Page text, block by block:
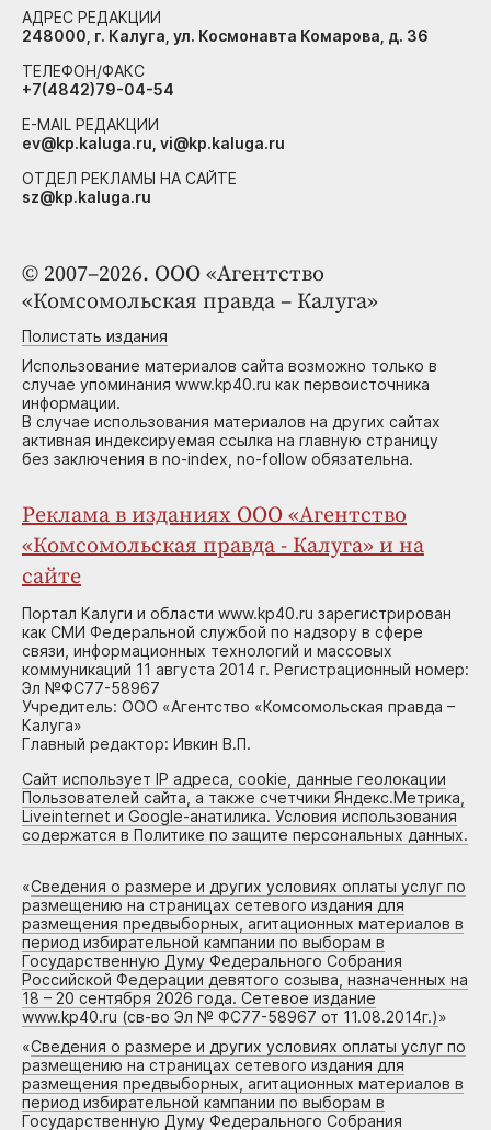
© 2007–2026. ООО «Агентство
«Комсомольская правда – Калуга»
Полистать издания
Использование материалов сайта возможно только в
случае упоминания www.kp40.ru как первоисточника
информации.
В случае использования материалов на других сайтах
активная индексируемая ссылка на главную страницу
без заключения в no-index, no-follow обязательна.
Реклама в изданиях ООО «Агентство
«Комсомольская правда - Калуга» и на
сайте
Портал Калуги и области www.kp40.ru зарегистрирован
как СМИ Федеральной службой по надзору в сфере
связи, информационных технологий и массовых
коммуникаций 11 августа 2014 г. Регистрационный номер:
Эл №ФС77-58967
Учредитель: ООО «Агентство «Комсомольская правда –
Калуга»
Главный редактор: Ивкин В.П.
Сайт использует IP адреса, cookie, данные геолокации
Пользователей сайта, а также счетчики Яндекс.Метрика,
Liveinternet и Google-анатилика. Условия использования
содержатся в Политике по защите персональных данных.
«Сведения о размере и других условиях оплаты услуг по
размещению на страницах сетевого издания для
размещения предвыборных, агитационных материалов в
период избирательной кампании по выборам в
Государственную Думу Федерального Собрания
Российской Федерации девятого созыва, назначенных на
18 – 20 сентября 2026 года. Сетевое издание
www.kp40.ru (св-во Эл № ФС77-58967 от 11.08.2014г.)»
«Сведения о размере и других условиях оплаты услуг по
размещению на страницах сетевого издания для
размещения предвыборных, агитационных материалов в
период избирательной кампании по выборам в
Государственную Думу Федерального Собрания
АДРЕС РЕДАКЦИИ
248000, г. Калуга, ул. Космонавта Комарова, д. 36
ТЕЛЕФОН/ФАКС
+7(4842)79-04-54
E-MAIL РЕДАКЦИИ
ev@kp.kaluga.ru, vi@kp.kaluga.ru
ОТДЕЛ РЕКЛАМЫ НА САЙТЕ
sz@kp.kaluga.ru